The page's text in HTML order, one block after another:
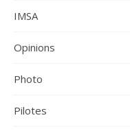
IMSA
Opinions
Photo
Pilotes